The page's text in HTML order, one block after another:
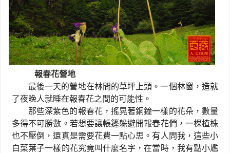
報春花營地
最後一天的營地在林間的草坪上頭。一個林窗，造就
了夜晚人就睡在報春花之間的可能性。
那些深紫色的報春花，搖晃著銅鐘一樣的花朵，數量
多得不可勝數。若想要讓帳篷躲避開報春花們，一棵植株
也不壓倒，還真是需要花費一點心思。有人問我，這些小
白菜葉子一樣的花究竟叫什麼名字，在當時，我有點小尷